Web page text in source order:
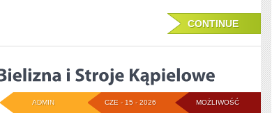
CONTINUE
MOŻLIWOŚĆ
CZE - 15 - 2026
ADMIN